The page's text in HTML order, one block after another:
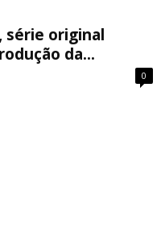
série original
da...
0